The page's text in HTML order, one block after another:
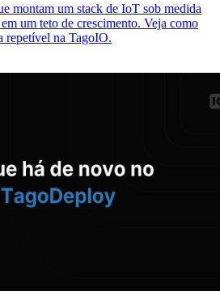
montam um stack de IoT sob medida
um teto de crescimento. Veja como
repetível na TagoIO.